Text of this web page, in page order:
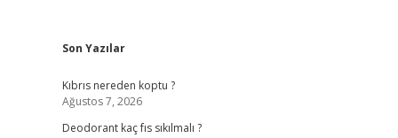
Sidebar
Son Yazılar
Kıbrıs nereden koptu ?
Ağustos 7, 2026
Deodorant kaç fıs sıkılmalı ?
hiltonbet yeni giriş